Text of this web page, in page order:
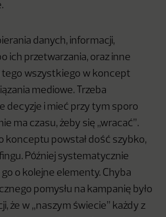
danych, informacji,
ich przetwarzania, oraz inne
tego wszystkiego w koncept
mediowe. Trzeba
decyzje i mieć przy tym sporo
ma czasu, żeby się „wracać”.
konceptu powstał dość szybko,
Później systematycznie
o kolejne elementy. Chyba
pomysłu na kampanię było
że w „naszym świecie” każdy z